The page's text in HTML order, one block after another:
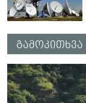
გამოკითხვა